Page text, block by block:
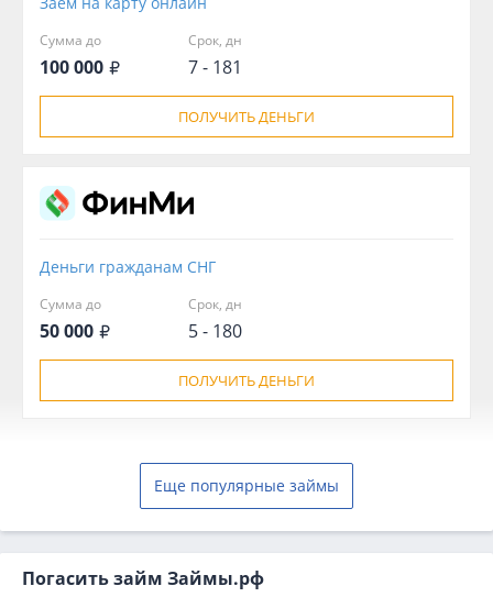
Сумма до
100 000
Срок, дн
7 - 181
ПОЛУЧИТЬ ДЕНЬГИ
Деньги гражданам СНГ
Сумма до
50 000
Срок, дн
5 - 180
ПОЛУЧИТЬ ДЕНЬГИ
Еще популярные займы
Погасить займ Займы.рф